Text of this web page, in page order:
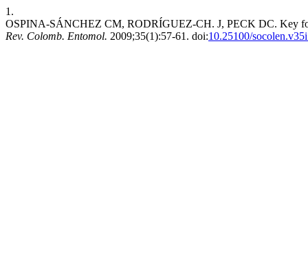
1.
OSPINA-SÁNCHEZ CM, RODRÍGUEZ-CH. J, PECK DC. Key
Rev. Colomb. Entomol. 2009;35(1):57-61. doi:10.25100/